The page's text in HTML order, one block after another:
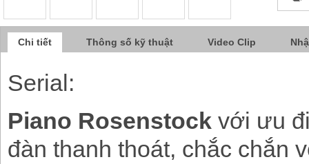
Chi tiết Thông số kỹ thuật Video Clip
Serial:
Piano Rosenstock với ưu
đàn thanh thoát, chắc chắn